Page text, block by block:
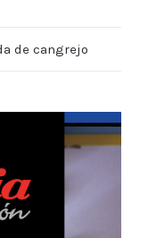
de cangrejo